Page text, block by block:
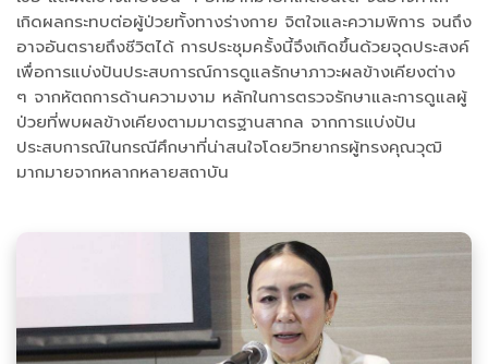
เกิดผลกระทบต่อผู้ป่วยทั้งทางร่างกาย จิตใจและความพิการ จนถึง
อาจอันตรายถึงชีวิตได้ การประชุมครั้งนี้จึงเกิดขึ้นด้วยจุดประสงค์
เพื่อการแบ่งปันประสบการณ์การดูแลรักษาภาวะผลข้างเคียงต่าง
ๆ จากหัตถการด้านความงาม หลักในการตรวจรักษาและการดูแลผู้
ป่วยที่พบผลข้างเคียงตามมาตรฐานสากล จากการแบ่งปัน
ประสบการณ์ในกรณีศึกษาที่น่าสนใจโดยวิทยากรผู้ทรงคุณวุฒิ
มากมายจากหลากหลายสถาบัน